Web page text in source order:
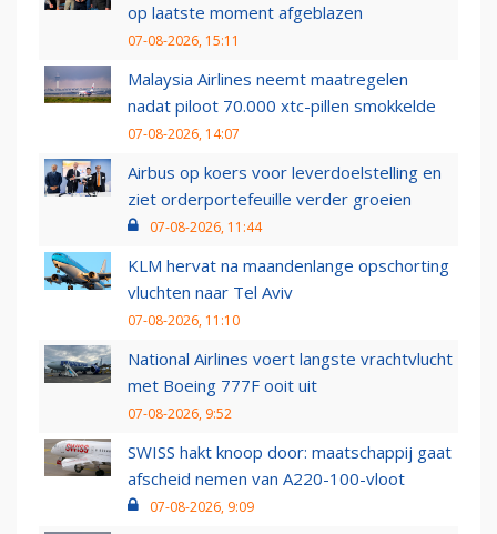
op laatste moment afgeblazen
07-08-2026, 15:11
Malaysia Airlines neemt maatregelen
nadat piloot 70.000 xtc-pillen smokkelde
07-08-2026, 14:07
Airbus op koers voor leverdoelstelling en
ziet orderportefeuille verder groeien
07-08-2026, 11:44
KLM hervat na maandenlange opschorting
vluchten naar Tel Aviv
07-08-2026, 11:10
National Airlines voert langste vrachtvlucht
met Boeing 777F ooit uit
07-08-2026, 9:52
SWISS hakt knoop door: maatschappij gaat
afscheid nemen van A220-100-vloot
07-08-2026, 9:09